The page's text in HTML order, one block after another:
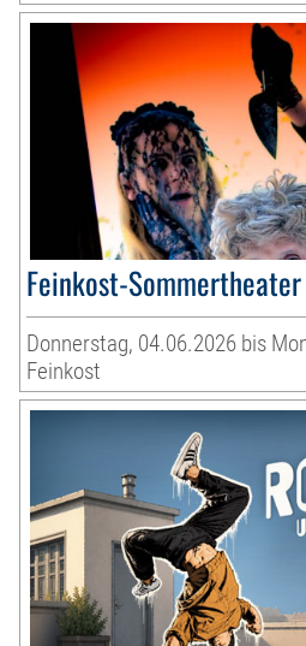
Feinkost-Sommertheater
Donnerstag, 04.06.2026 bis
Feinkost